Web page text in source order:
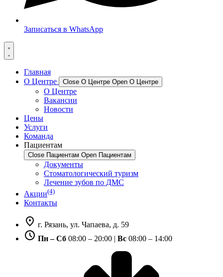
Записаться в WhatsApp
Главная
О Центре
Close О Центре Open О Центре
О Центре
Вакансии
Новости
Цены
Услуги
Команда
Пациентам
Close Пациентам Open Пациентам
Документы
Стоматологический туризм
Лечение зубов по ДМС
Акции(4)
Контакты
г. Рязань, ул. Чапаева, д. 59
Пн – Сб 08:00 – 20:00 | Вс 08:00 – 14:00